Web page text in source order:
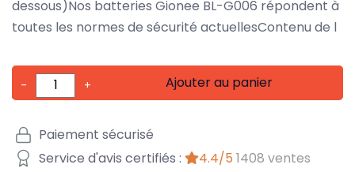
dessous)Nos batteries Gionee BL-G006 répondent à
toutes les normes de sécurité actuellesContenu de l
- + Ajouter au panier
Paiement sécurisé
Service d'avis certifiés :
4.4/5 1408 ventes